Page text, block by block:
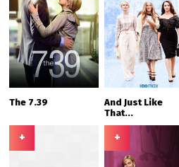
The 7.39
And Just Like
That...
+ +